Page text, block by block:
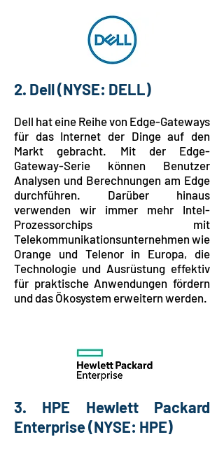
2. Dell(NYSE: DELL)
Dell hat eine Reihe von Edge-Gateways
für das Internet der Dinge auf den
Markt gebracht. Mit der Edge-
Gateway-Serie können Benutzer
Analysen und Berechnungen am Edge
durchführen. Darüber hinaus
verwenden wir immer mehr Intel-
Prozessorchips mit
Telekommunikationsunternehmen wie
Orange und Telenor in Europa, die
Technologie und Ausrüstung effektiv
für praktische Anwendungen fördern
und das Ökosystem erweitern werden.
3. HPE Hewlett Packard
Enterprise(NYSE: HPE)